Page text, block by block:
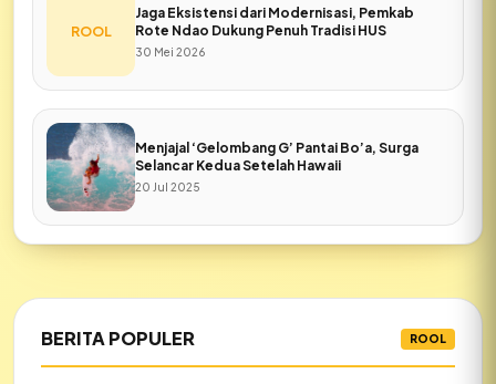
ROOL
Jaga Eksistensi dari Modernisasi, Pemkab
Rote Ndao Dukung Penuh Tradisi HUS
30 Mei 2026
Menjajal ‘Gelombang G’ Pantai Bo’a, Surga
Selancar Kedua Setelah Hawaii
20 Jul 2025
BERITA POPULER ROOL